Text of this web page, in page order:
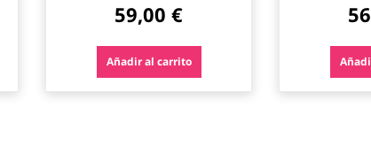
59,00 €
Añadir al carrito